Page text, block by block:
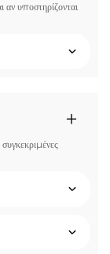
αν υποστηρίζονται